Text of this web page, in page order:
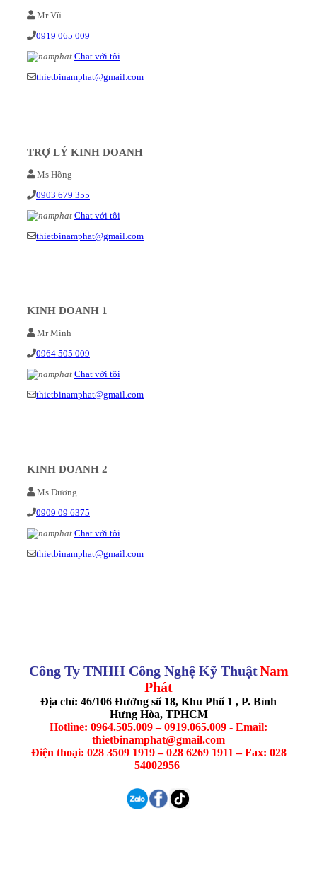
Mr Vũ
0919 065 009
Chat với tôi
thietbinamphat@gmail.com
TRỢ LÝ KINH DOANH
Ms Hồng
0903 679 355
Chat với tôi
thietbinamphat@gmail.com
KINH DOANH 1
Mr Minh
0964 505 009
Chat với tôi
thietbinamphat@gmail.com
KINH DOANH 2
Ms Dương
0909 09 6375
Chat với tôi
thietbinamphat@gmail.com
Công Ty TNHH Công Nghệ Kỹ ThuậtNam
Phát
Địa chỉ: 46/106 Đường số 18, Khu Phố 1 , P. Bình
Hưng Hòa, TPHCM
Hotline: 0964.505.009 – 0919.065.009 - Email:
thietbinamphat@gmail.com
Điện thoại: 028 3509 1919 – 028 6269 1911 – Fax: 028
54002956